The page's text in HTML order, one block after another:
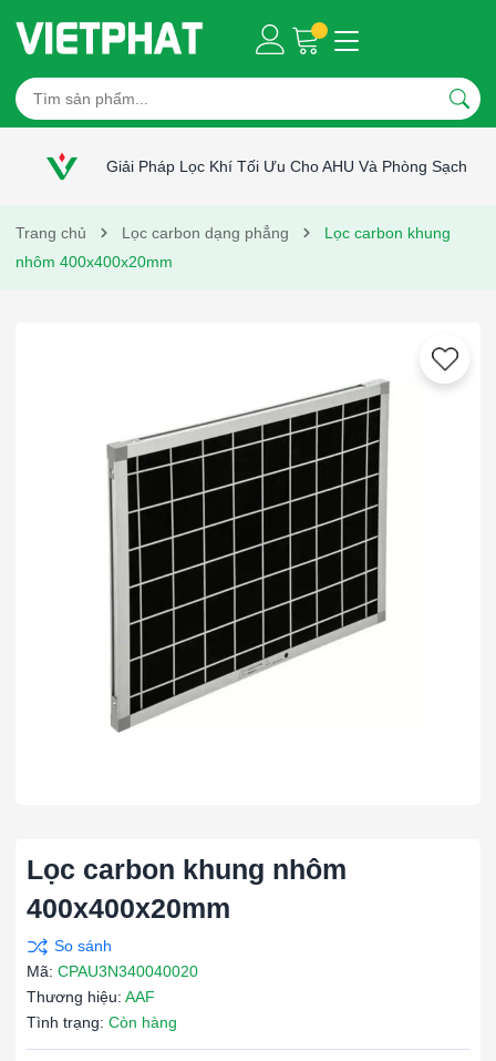
Giải Pháp Lọc Khí Tối Ưu Cho AHU Và Phòng Sạch
Trang chủ Lọc carbon dạng phẳng
Lọc carbon khung
nhôm 400x400x20mm
Lọc carbon khung nhôm
400x400x20mm
Mã: CPAU3N340040020
Thương hiệu: AAF
Tình trạng: Còn hàng